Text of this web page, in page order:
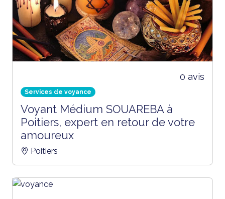
0 avis
Services de voyance
Voyant Médium SOUAREBA à
Poitiers, expert en retour de votre
amoureux
Poitiers